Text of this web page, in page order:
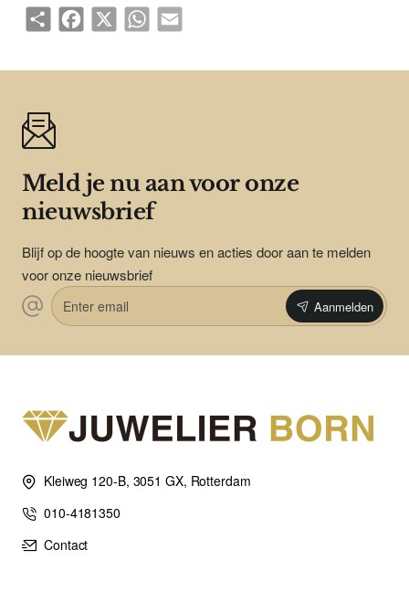
ShareFacebook
X WhatsAppEmail
Meld je nu aan voor onze
nieuwsbrief
Blijf op de hoogte van nieuws en acties door aan te melden
voor onze nieuwsbrief
Enter
email
Aanmelden
Kleiweg 120-B, 3051 GX, Rotterdam
010-4181350
Contact